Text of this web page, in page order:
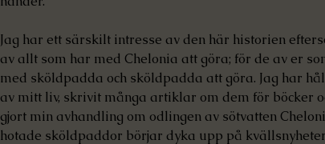
Jag har ett särskilt intresse av den här historien
av allt som har med Chelonia att göra; för de av er
med sköldpadda och sköldpadda att göra. Jag har
av mitt liv, skrivit många artiklar om dem för böcker
gjort min avhandling om odlingen av sötvatten
hotade sköldpaddor börjar dyka upp på